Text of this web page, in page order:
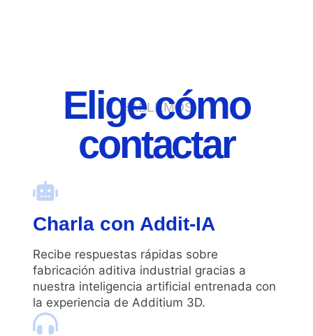
HABLEMOS
Elige cómo
contactar
Charla con Addit-IA
Recibe respuestas rápidas sobre
fabricación aditiva industrial gracias a
nuestra inteligencia artificial entrenada con
la experiencia de Additium 3D.